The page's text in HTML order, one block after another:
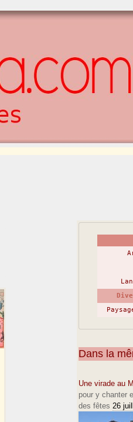
Dans la
Une virade au
pour y chanter
des fêtes 26